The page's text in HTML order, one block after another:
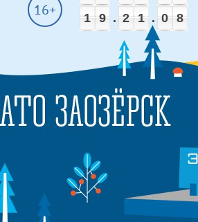
1 9 . 2 1 . 0 9
16+